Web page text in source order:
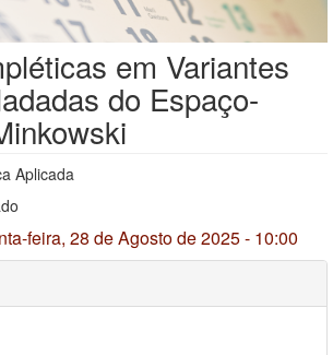
em Variantes
do Espaço-
Aplicada
feira, 28 de Agosto de 2025 - 10:00